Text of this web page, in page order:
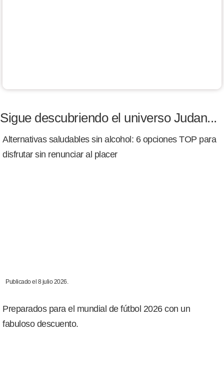
Sigue descubriendo el universo Judan...
Alternativas saludables sin alcohol: 6 opciones TOP para
disfrutar sin renunciar al placer
Publicado el 8 julio 2026.
Preparados para el mundial de fútbol 2026 con un
fabuloso descuento.